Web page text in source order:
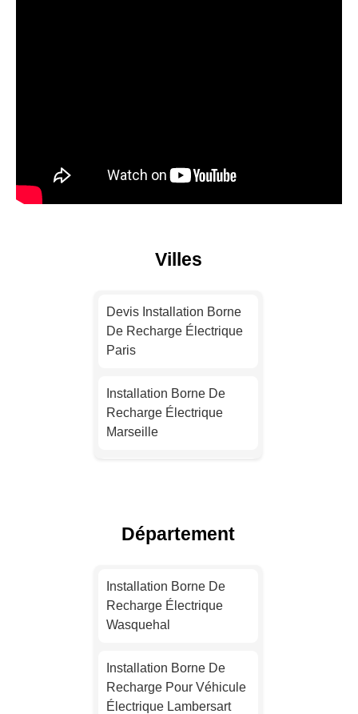
Villes
Devis Installation Borne
De Recharge Électrique
Paris
Installation Borne De
Recharge Électrique
Marseille
Toulouse
Nice
Département
Installation Borne De
Recharge Électrique
Wasquehal
Installation Borne De
Recharge Pour Véhicule
Électrique Lambersart